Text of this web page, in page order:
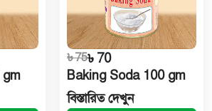
৳ 75৳ 70
Baking Soda 100 gm
বিস্তারিত দেখুন